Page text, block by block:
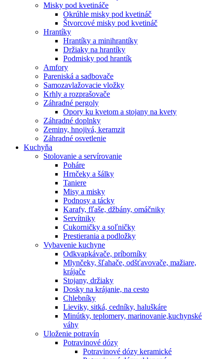
Misky pod kvetináče
Okrúhle misky pod kvetináč
Štvorcové misky pod kvetináč
Hrantíky
Hrantíky a minihrantíky
Držiaky na hrantíky
Podmisky pod hrantík
Amfory
Pareniská a sadbovače
Samozavlažovacie vložky
Krhly a rozprašovače
Záhradné pergoly
Opory ku kvetom a stojany na kvety
Záhradné doplnky
Zeminy, hnojivá, keramzit
Záhradné osvetlenie
Kuchyňa
Stolovanie a servírovanie
Poháre
Hrnčeky a šálky
Taniere
Misy a misky
Podnosy a tácky
Karafy, fľaše, džbány, omáčniky
Servítniky
Cukorničky a soľničky
Prestierania a podložky
Vybavenie kuchyne
Odkvapkávače, príborníky
Mlynčeky, šľahače, odšťavovače, mažiare,
krájače
Stojany, držiaky
Dosky na krájanie, na cesto
Chlebníky
Lieviky, sitká, cedníky, haluškáre
Minútky, teplomery, marinovanie,kuchynské
váhy
Uloženie potravín
Potravinové dózy
Potravinové dózy keramické